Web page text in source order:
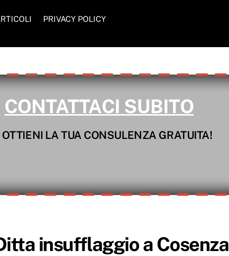
PRIVACY POLICY
CONTATTACI SUBITO
OTTIENI LA TUA CONSULENZA GRATUITA!
insufflaggio a Cosenza